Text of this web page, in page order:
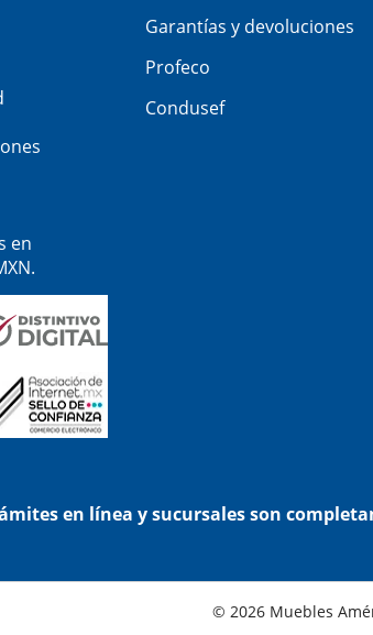
en
Garantías y devoluciones
Profeco
Condusef
en línea y sucursales son
© 2026 Muebles